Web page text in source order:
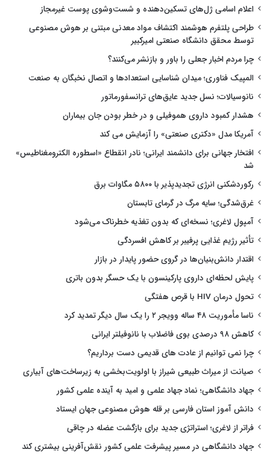
اعلام اسامی ژل‌های تسکین‌دهنده و شست‌وشوی پوست غیرمجاز
طراحی پلتفرم هوشمند اکتشاف مواد معدنی مبتنی بر هوش مصنوعی
توسط محقق دانشگاه صنعتی امیرکبیر
چرا مردم اخبار جعلی را باور و بازنشر می‌کنند؟
المپیک فناوری؛ میدان شناسایی استعدادها و اتصال نخبگان به صنعت
نانوسیالات؛ نسل جدید عایق‌های ترانسفورماتور
هشدار کمبود داروی هموفیلی و در خطر بودن جان بیماران
آمریکا مدل «دکتری صنعتی» را آزمایش می کند
افتخار جهانی برای دانشمند ایرانی؛ نادر انقطاع «اسطوره الکترومغناطیس»
شد
رکوردشکنی انرژی تجدیدپذیر با ۵۸۰۰ مگاوات برق
غرق‌شدگی؛ سایه مرگ در گرمای تابستان
آمپول لاغری؛ نسخه‌ای که بدون تغذیه خطرناک می‌شود
تأثیر رژیم غذایی پرفیبر بر کاهش افسردگی
اقتدار دانش‌بنیان‌ها در گروی حضور پایدار در بازار
پایش لحظه‌ای داروی پارکینسون با یک حسگر بدون باتری
تحول درمان HIV با قرص هفتگی
ناسا مأموریت ۴۸ ساله وویجر ۲ را یک سال دیگر تمدید کرد
کاهش ۹۸ درصدی بوی فاضلاب با نانوفیلتر ایرانی
چرا نمی توانیم از عادت های قدیمی دست برداریم؟
صیانت از میراث طبیعی شیراز با اولویت‌بخشی به زیرساخت‌های آبیاری
جهاد دانشگاهی؛ نماد جهاد علمی و امید به آینده علمی کشور
دانش آموز استان فارسی بر قله هوش مصنوعی جهان ایستاد
فراتر از لاغری؛ استراتژی جدید برای بازگشت عضله در چاقی
جهاد دانشگاهی در مسیر پیشرفت علمی کشور نقش‌آفرینی بیشتری کند